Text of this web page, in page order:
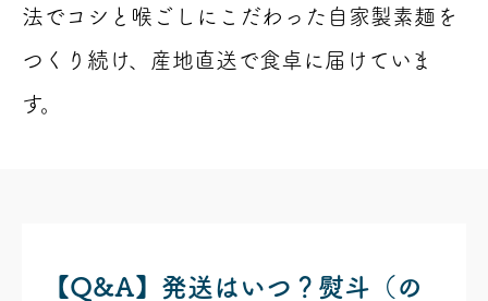
法でコシと喉ごしにこだわった自家製素麺を
つくり続け、産地直送で食卓に届けていま
す。
【Q&A】発送はいつ？熨斗（の